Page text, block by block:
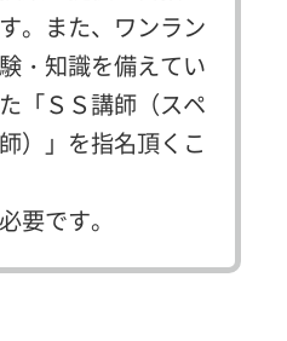
。また、ワンラン
・知識を備えてい
「ＳＳ講師（スペ
）」を指名頂くこ
要です。